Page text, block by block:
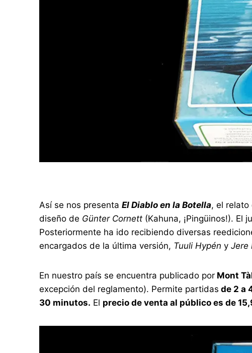
Así se nos presentaEl Diablo en la Botella, el relato
diseño de Günter Cornett (Kahuna, ¡Pingüinos!). El
Posteriormente ha ido recibiendo diversas
encargados de la última versión, Tuuli Hypén yJere
En nuestro país se encuentra publicado por Mont
excepción del reglamento). Permite partidas de 2 a
30 minutos. El precio de venta al público es de